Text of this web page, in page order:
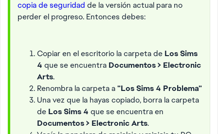
copia de seguridad de la versión actual para no
perder el progreso. Entonces debes:
Copiar en el escritorio la carpeta de Los Sims
4 que se encuentra Documentos > Electronic
Arts.
Renombra la carpeta a"Los Sims 4 Problema"
Una vez que la hayas copiado, borra la carpeta
de Los Sims 4 que se encuentra en
Documentos > Electronic Arts.